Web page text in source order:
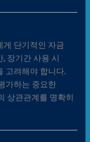
단기적인 자금
장기간 사용 시
고려해야 합니다.
가하는 중요한
상관관계를 명확히